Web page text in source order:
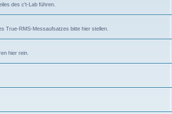
des c't-Lab führen.
True-RMS-Messaufsatzes bitte hier stellen.
hier rein.